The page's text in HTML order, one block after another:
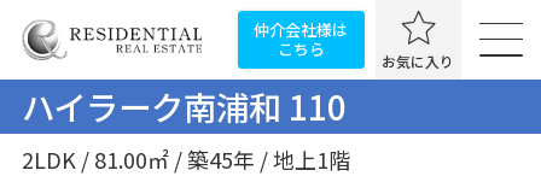
仲介会社様は
こちら
お気に入り
ハイラーク南浦和 110
2LDK / 81.00㎡ / 築45年 / 地上1階